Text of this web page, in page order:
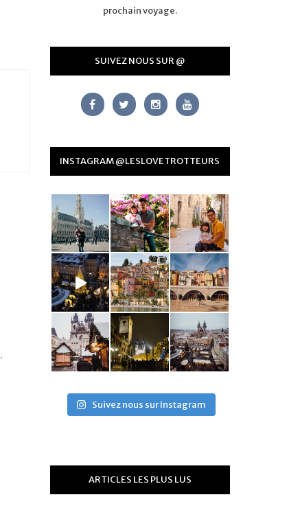
.
prochain voyage.
SUIVEZ NOUS SUR @
INSTAGRAM @LESLOVETROTTEURS
Suivez nous sur Instagram
ARTICLES LES PLUS LUS